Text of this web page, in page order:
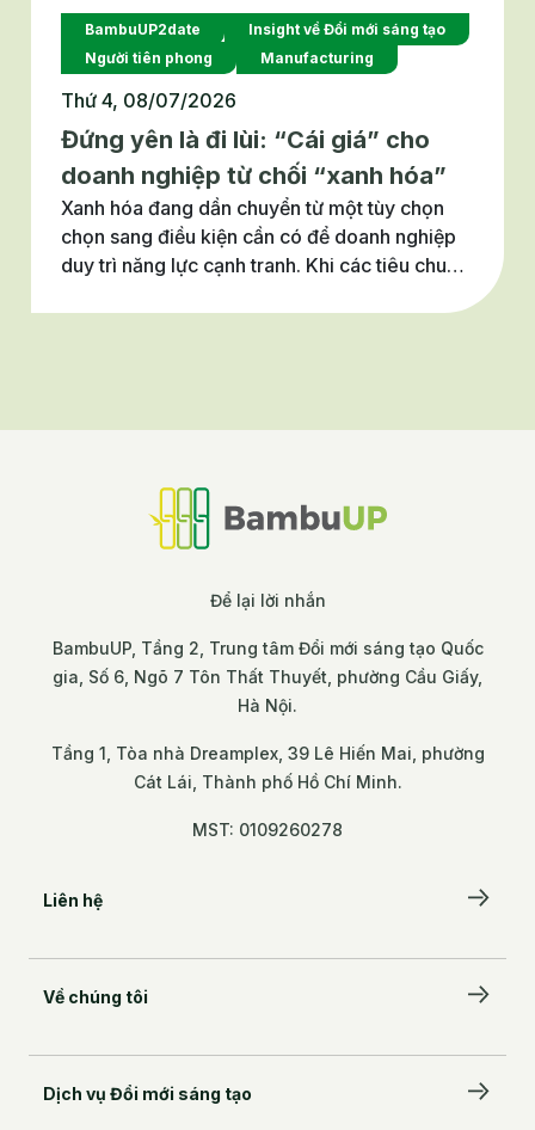
BambuUP2date
Insight về Đổi mới sáng tạo
Người tiên phong
Manufacturing
Thứ 4, 08/07/2026
Đứng yên là đi lùi: “Cái giá” cho
doanh nghiệp từ chối “xanh hóa”
Xanh hóa đang dần chuyển từ một tùy chọn
chọn sang điều kiện cần có để doanh nghiệp
duy trì năng lực cạnh tranh. Khi các tiêu chuẩn
BambuUP tìm hiểu trong bài viết này.
Để lại lời nhắn
BambuUP, Tầng 2, Trung tâm Đổi mới sáng tạo Quốc
gia, Số 6, Ngõ 7 Tôn Thất Thuyết, phường Cầu Giấy,
Hà Nội.
Tầng 1, Tòa nhà Dreamplex, 39 Lê Hiến Mai, phường
Cát Lái, Thành phố Hồ Chí Minh.
MST: 0109260278
Liên hệ
BambuUP, Tầng 2, Trung tâm Đổi mới sáng tạo
Cầu Giấy, Hà Nội.
Tầng 1, Tòa nhà Dreamplex, 39 Lê Hiến Mai,
phường Cát Lái, Thành phố Hồ Chí Minh.
Về chúng tôi
Đội ngũ kiến tạo
Dịch vụ Đổi mới sáng tạo